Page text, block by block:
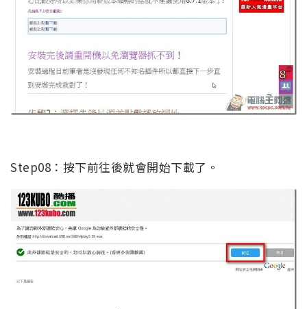
Step08：按下前往後就會開始下載了。